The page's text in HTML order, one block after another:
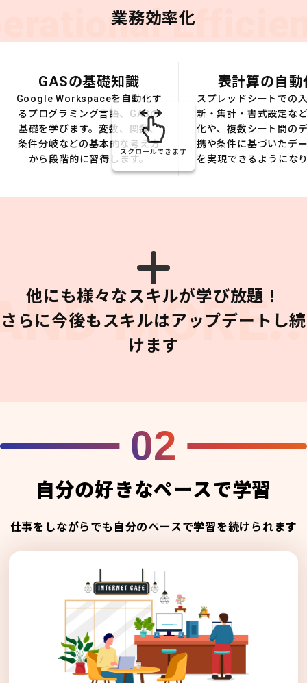
業務効率化
GASの基礎知識
Google Workspaceを自動化す
るプログラミング言語、GASの
基礎を学びます。変数、関数、
条件分岐などの基本的な考え方
から段階的に習得します。
表計算の自動
スプレッドシートでの
新・集計・書式設定な
化や、複数シート間の
携や条件に基づいたデ
を実現できるようにな
スクロールできます
他にも様々なスキルが学び放題！
さらに今後もスキルはアップデートし続
けます
02
自分の好きなペースで学習
仕事をしながらでも自分のペースで学習を続けられます